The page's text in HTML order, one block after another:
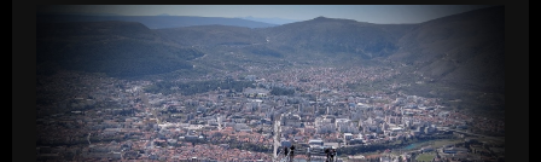
Bez
predaha
mjeseca